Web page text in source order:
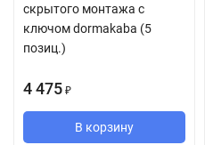
скрытого монтажа с
ключом dormakaba (5
позиц.)
4 475 ₽
В корзину